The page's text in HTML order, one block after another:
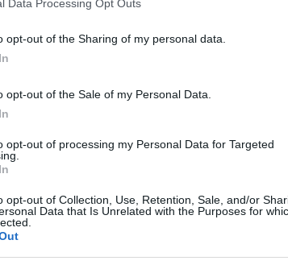
Data Processing Opt Outs
opt-out of the Sharing of my personal data.
opt-out of the Sale of my Personal Data.
opt-out of processing my Personal Data for Targeted
opt-out of Collection, Use, Retention, Sale, and/or
Data that Is Unrelated with the Purposes for
trasu k moři bez jejich sundání,
nelze jezdit. Při sjezdech, kterých je
jsem měl navíc vybavené
měl uvnitř prakticky suché.
lyží vyznívá toto kritérium lépe
17 km rychlostí, zatímco na
na kolečkových lyžích byla
a najeli jsme 506 km.
že úsilí, které museli oni vyvinout je o